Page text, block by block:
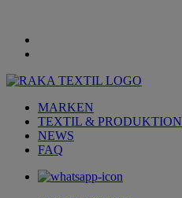
MARKEN
TEXTIL & PRODUKTION
NEWS
FAQ